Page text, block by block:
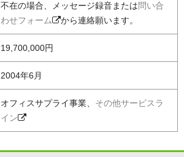
不在の場合、メッセージ録音または問い合
わせフォーム
から連絡願います。
19,700,000円
2004年6月
オフィスサプライ事業、 その他サービスラ
イン